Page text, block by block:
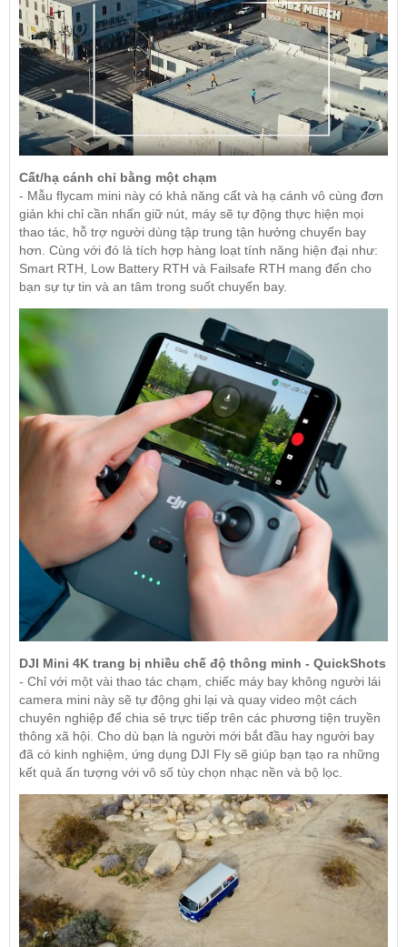
Cất/hạ cánh chỉ bằng một chạm
- Mẫu flycam mini này có khả năng cất và hạ cánh vô cùng đơn
giản khi chỉ cần nhấn giữ nút, máy sẽ tự động thực hiện mọi
thao tác, hỗ trợ người dùng tập trung tận hưởng chuyến bay
hơn. Cùng với đó là tích hợp hàng loạt tính năng hiện đại như:
Smart RTH, Low Battery RTH và Failsafe RTH mang đến cho
bạn sự tự tin và an tâm trong suốt chuyến bay.
DJI Mini 4K trang bị nhiều chế độ thông minh - QuickShots
- Chỉ với một vài thao tác chạm, chiếc máy bay không người lái
camera mini này sẽ tự động ghi lại và quay video một cách
chuyên nghiệp để chia sẻ trực tiếp trên các phương tiện truyền
thông xã hội. Cho dù bạn là người mới bắt đầu hay người bay
đã có kinh nghiệm, ứng dụng DJI Fly sẽ giúp bạn tạo ra những
kết quả ấn tượng với vô số tùy chọn nhạc nền và bộ lọc.